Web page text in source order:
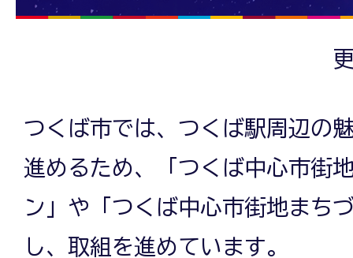
つくば市では、つくば駅周辺の
進めるため、「つくば中心市街
ン」や「つくば中心市街地まち
し、取組を進めています。